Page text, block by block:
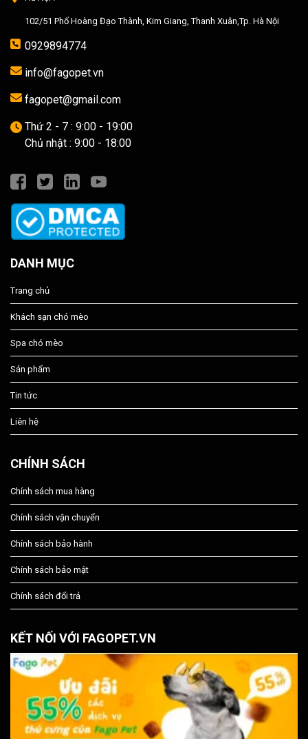
102/51 Phố Hoàng Đạo Thành, Kim Giang, Thanh Xuân,Tp. Hà Nội
0929894774
info@fagopet.vn
fagopet@gmail.com
Thứ 2 - 7 : 9:00 - 19:00
Chủ nhật : 9:00 - 18:00
DANH MỤC
Trang chủ
Khách sạn chó mèo
Spa chó mèo
Sản phẩm
Tin tức
Liên hệ
CHÍNH SÁCH
Chính sách mua hàng
Chính sách vận chuyển
Chính sách bảo hành
Chính sách bảo mật
Chính sách đổi trả
KẾT NỐI VỚI FAGOPET.VN